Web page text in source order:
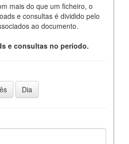
mais do que um ficheiro, o
e consultas é dividido pelo
ao documento.
e consultas no período.
Dia